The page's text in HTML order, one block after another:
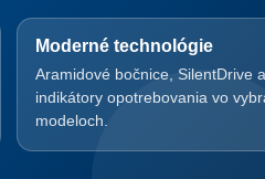
Moderné technológie
Aramidové bočnice, SilentDrive a
indikátory opotrebovania vo
modeloch.